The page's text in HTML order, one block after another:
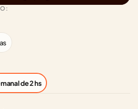
de 2 hs